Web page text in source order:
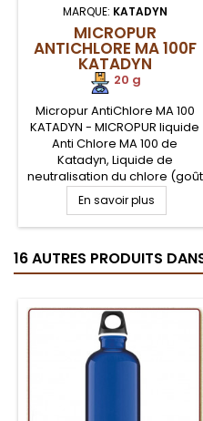
MARQUE: KATADYN
MICROPUR
ANTICHLORE MA 100F
KATADYN
20 g
Micropur AntiChlore MA 100
KATADYN - MICROPUR liquide
Anti Chlore MA 100 de
Katadyn, Liquide de
neutralisation du chlore (goût
et odeur) contenu dans l'eau
après traitement chimique. Le
MICROPUR Antichlore MA 100
après la purification de votre
eau avec MICROPUR Forte
En savoir plus
16 AUTRES PRODUITS